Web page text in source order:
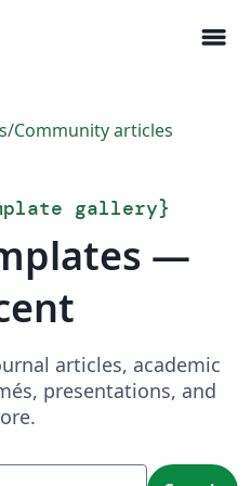
menu
/Community articles
gallery}
—
articles, academic
presentations, and